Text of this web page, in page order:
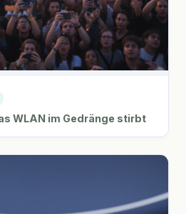
WLAN im Gedränge stirbt